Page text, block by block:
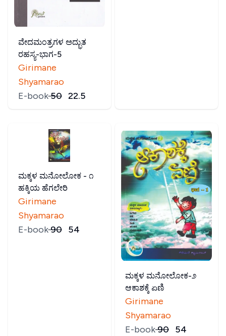
ವೇದಮಂತ್ರಗಳ ಅದ್ಭುತ
ರಹಸ್ಯ-ಭಾಗ-5
Girimane
Shyamarao
E-book₹50 22.5
ಮಕ್ಕಳ ಮನೋಲೋಕ - ೧
ಹಕ್ಕಿಯ ಹೆಗಲೇರಿ
Girimane
Shyamarao
E-book₹90 54
ಮಕ್ಕಳ ಮನೋಲೋಕ-೨
ಆಕಾಶಕ್ಕೆ ಏಣಿ
Girimane
Shyamarao
E-book₹90 54